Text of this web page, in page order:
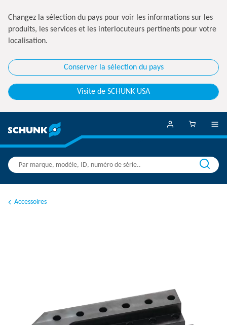
Changez la sélection du pays pour voir les informations sur les
produits, les services et les interlocuteurs pertinents pour votre
localisation.
Conserver la sélection du pays
Visite de SCHUNK USA
Accessoires